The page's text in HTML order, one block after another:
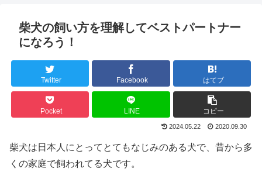
柴犬の飼い方を理解してベストパートナー
になろう！
Twitter Facebook はてブ
Pocket LINE コピー
2024.05.22 2020.09.30
柴犬は日本人にとってとてもなじみのある犬で、昔から多
くの家庭で飼われてる犬です。